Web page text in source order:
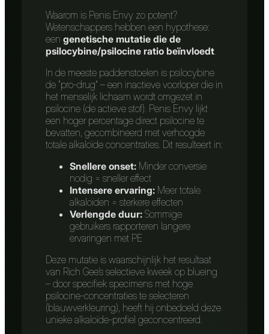
Waarom is Penis Envy zo potent?
Wetenschappers hebben een hypothese:
een genetische mutatie die de
psilocybine/psilocine ratio beïnvloedt
In de meeste paddenstoelen is psilocybine
de “pro-drug” – een inactieve voorloper die in
het menselijk lichaam wordt omgezet in
psilocine (de actieve stof). Penis Envy lijkt
een hoger percentage direct psilocine te
bevatten, gecombineerd met verhoogde
totale alkaloïde concentraties. Dit resulteert in:
Snellere onset: Minder conversie
nodig = sneller effect
Intensere ervaring: Meer totale
alkaloïden = sterkere effecten
Verlengde duur: Sommige
gebruikers rapporteren langere
ervaringen met PE
Deze mutatie is waarschijnlijk het resultaat
van Rich Gee’s selectieve kweek op blueing
– door specifiek specimens met hoge
psilocine-concentraties te selecteren
(blauwverkleuring), heeft hij onbedoeld deze
unieke alkaloïde-profiel geconcentreerd.